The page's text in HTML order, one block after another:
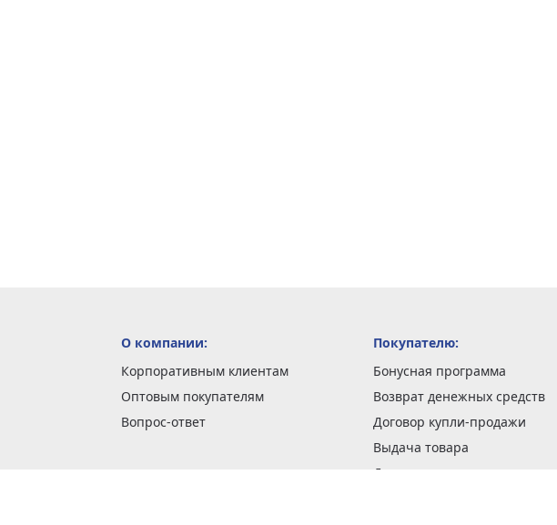
О компании:
Корпоративным клиентам
Оптовым покупателям
Вопрос-ответ
Покупателю:
Бонусная программа
Возврат денежных средств
Договор купли-продажи
Выдача товара
Доставка заказов